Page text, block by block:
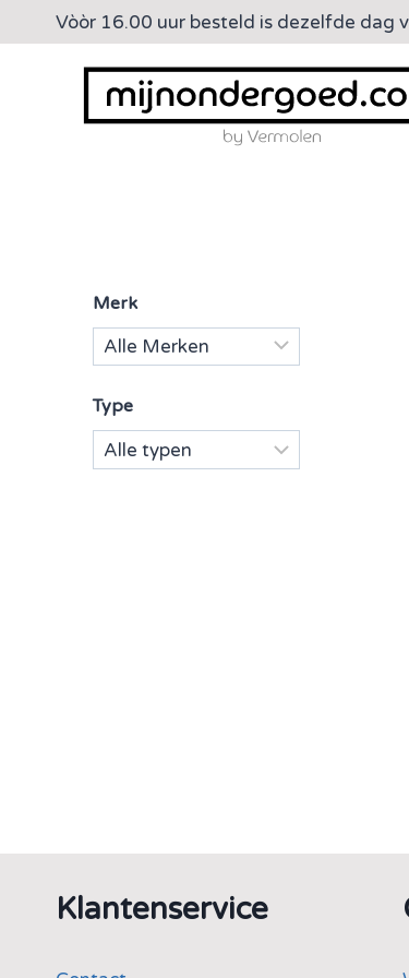
Doorgaan
naar
Vòòr 16.00 uur besteld is dezelfde dag
Merk
Type
Klantenservice